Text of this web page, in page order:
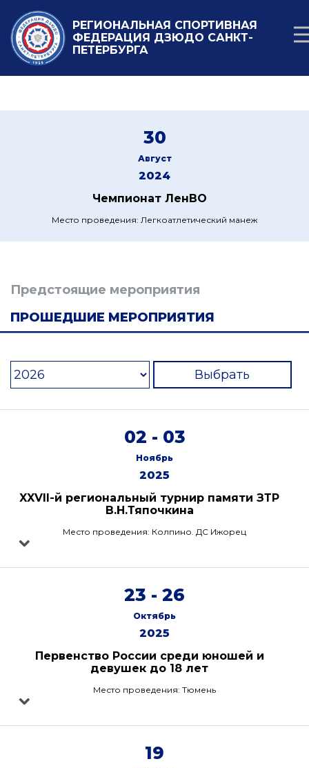
РЕГИОНАЛЬНАЯ СПОРТИВНАЯ
ФЕДЕРАЦИЯ ДЗЮДО САНКТ-
ПЕТЕРБУРГА
30
Август
2024
Чемпионат ЛенВО
Место проведения: Легкоатлетический манеж
Предстоящие мероприятия
ПРОШЕДШИЕ МЕРОПРИЯТИЯ
Выбрать
02 - 03
Ноябрь
2025
XXVII-й региональный турнир памяти ЗТР
В.Н.Тяпочкина
Место проведения: Колпино. ДС Ижорец
23 - 26
Октябрь
2025
Первенство России среди юношей и
девушек до 18 лет
Место проведения: Тюмень
19